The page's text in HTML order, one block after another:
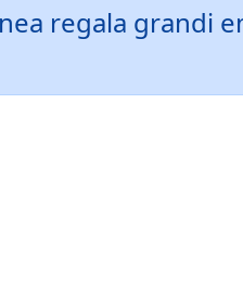
regala grandi